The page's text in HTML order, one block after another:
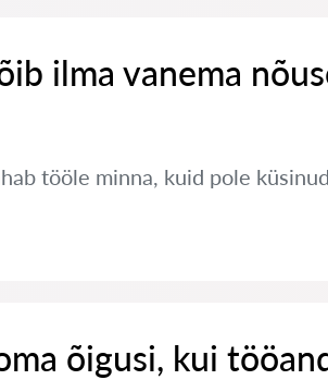
ilma vanema
tööle minna, kuid pole
õigusi, kui